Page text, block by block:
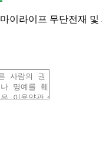
이라이프 무단전재 및